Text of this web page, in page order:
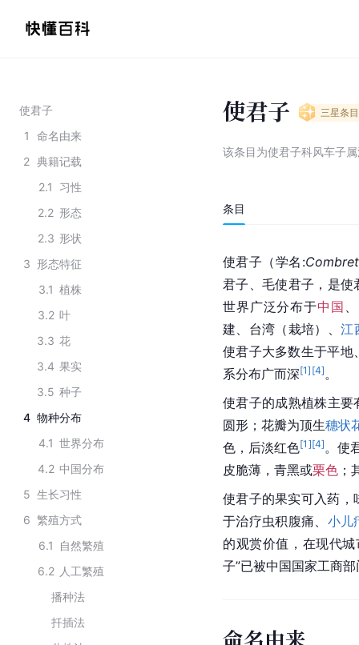
使君子
1
命名由来
2 典籍记载
2.1
习性
2.2 形态
2.3 形状
3 形态特征
3.1 植株
3.2 叶
3.3 花
3.4 果实
3.5 种子
4 物种分布
4.1 世界分布
4.2 中国分布
5 生长习性
6 繁殖方式
6.1
自然繁殖
6.2 人工繁殖
播种法
扦插法
使君子 三星条目
该条目为使君子科风车子
条目
使君子（学名 :
君子、毛使君子，是
世界广泛分布于中国
建、台湾（栽培）、江
使君子大多数生于平地
系分布广而深[1] [4] 。
使君子的成熟植株主
圆形；花瓣为顶生穗状
色，后淡红色[1 ][4] 。使
皮脆薄，青黑或栗色 ；
使君子的果实可入药
于治疗虫积腹痛、 小儿
的观赏价值，在现代
子”已被中国国家工商
命名由来